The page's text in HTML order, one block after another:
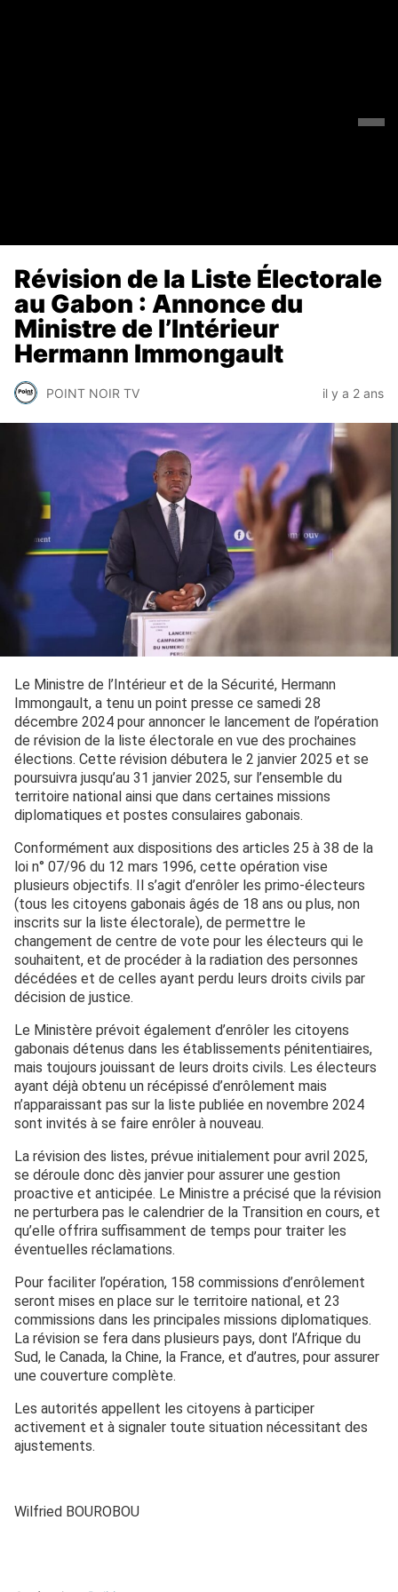
Révision de la Liste Électorale
au Gabon : Annonce du
Ministre de l’Intérieur
Hermann Immongault
POINT NOIR TV il y a 2 ans
Le Ministre de l’Intérieur et de la Sécurité, Hermann
Immongault, a tenu un point presse ce samedi 28
décembre 2024 pour annoncer le lancement de l’opération
de révision de la liste électorale en vue des prochaines
élections. Cette révision débutera le 2 janvier 2025 et se
poursuivra jusqu’au 31 janvier 2025, sur l’ensemble du
territoire national ainsi que dans certaines missions
diplomatiques et postes consulaires gabonais.
Conformément aux dispositions des articles 25 à 38 de la
loi n° 07/96 du 12 mars 1996, cette opération vise
plusieurs objectifs. Il s’agit d’enrôler les primo-électeurs
(tous les citoyens gabonais âgés de 18 ans ou plus, non
inscrits sur la liste électorale), de permettre le
changement de centre de vote pour les électeurs qui le
souhaitent, et de procéder à la radiation des personnes
décédées et de celles ayant perdu leurs droits civils par
décision de justice.
Le Ministère prévoit également d’enrôler les citoyens
gabonais détenus dans les établissements pénitentiaires,
mais toujours jouissant de leurs droits civils. Les électeurs
ayant déjà obtenu un récépissé d’enrôlement mais
n’apparaissant pas sur la liste publiée en novembre 2024
sont invités à se faire enrôler à nouveau.
La révision des listes, prévue initialement pour avril 2025,
se déroule donc dès janvier pour assurer une gestion
proactive et anticipée. Le Ministre a précisé que la révision
ne perturbera pas le calendrier de la Transition en cours, et
qu’elle offrira suffisamment de temps pour traiter les
éventuelles réclamations.
Pour faciliter l’opération, 158 commissions d’enrôlement
seront mises en place sur le territoire national, et 23
commissions dans les principales missions diplomatiques.
La révision se fera dans plusieurs pays, dont l’Afrique du
Sud, le Canada, la Chine, la France, et d’autres, pour assurer
une couverture complète.
Les autorités appellent les citoyens à participer
activement et à signaler toute situation nécessitant des
ajustements.
Wilfried BOUROBOU